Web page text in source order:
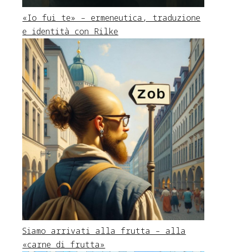
«Io fui te» – ermeneutica, traduzione
e identità con Rilke
Siamo arrivati alla frutta – alla
«carne di frutta»